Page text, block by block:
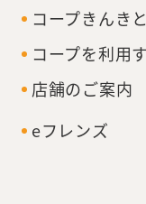
コープきんき
コープを利用
店舗のご案内
eフレンズ